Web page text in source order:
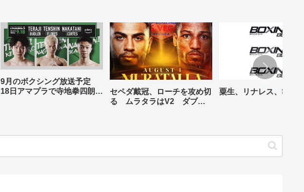
9月のボクシング放送予定
18日アマプラで寺地拳四朗、
セペダ戴冠、ローチを攻め切
る ムラタラはV2 ダブル
粟生、リナレス、亀海